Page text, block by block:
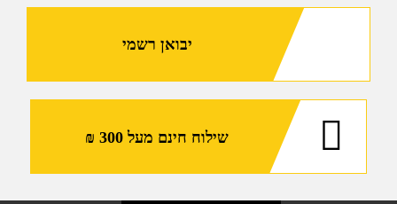
יבואן רשמי
שילוח חינם מעל 300 ₪